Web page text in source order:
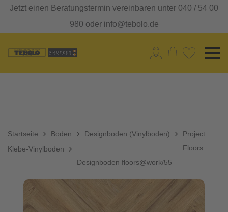
Jetzt einen Beratungstermin vereinbaren unter 040 / 54 00
980 oder info@tebolo.de
Startseite Boden
Designboden (Vinylboden)
Klebe-Vinylboden
Project
Floors
Designboden floors@work/55